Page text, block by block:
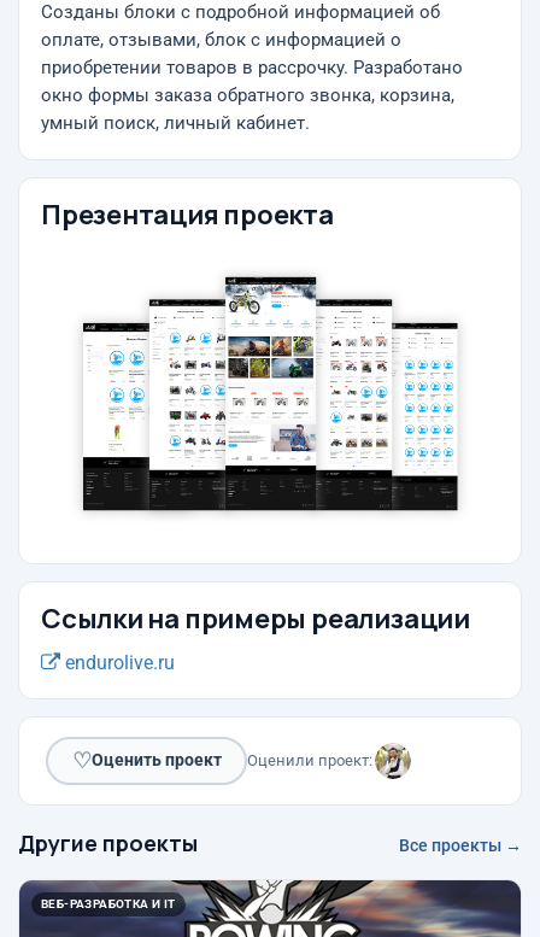
Созданы блоки с подробной информацией об
оплате, отзывами, блок с информацией о
приобретении товаров в рассрочку. Разработано
окно формы заказа обратного звонка, корзина,
умный поиск, личный кабинет.
Презентация проекта
Ссылки на примеры реализации
endurolive.ru
♡Оценить проект Оценили проект:
Другие проекты Все проекты →
ВЕБ-РАЗРАБОТКА И IT